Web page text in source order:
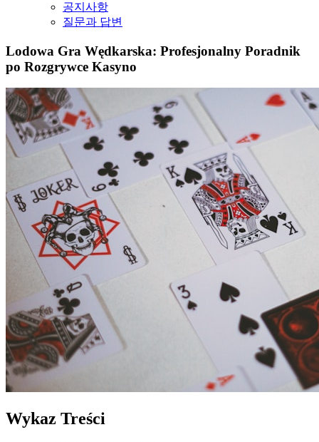
공지사항
질문과 답변
Lodowa Gra Wędkarska: Profesjonalny Poradnik
po Rozgrywce Kasyno
Wykaz Treści